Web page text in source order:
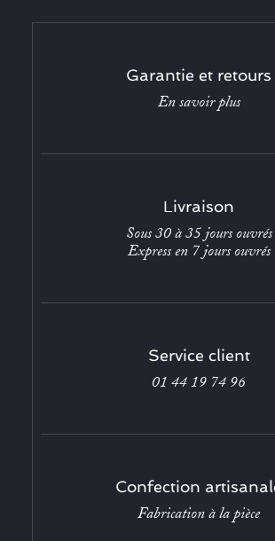
Garantie et retours
En savoir plus
Livraison
Sous 30 à 35 jours ouvrés
Express en 7 jours ouvrés
Service client
01 44 19 74 96
Confection
Fabrication à la pièce